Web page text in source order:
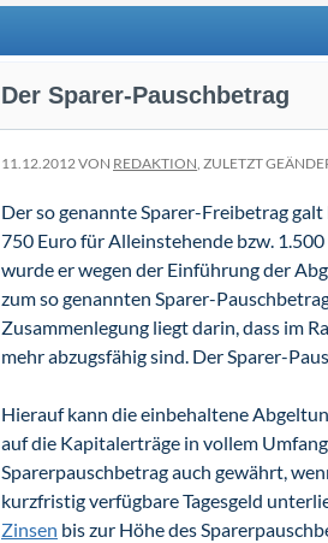
Der Sparer-Pauschbetrag
11.12.2012 VON REDAKTION, ZULETZT
Der so genannte Sparer-Freibetrag
750 Euro für Alleinstehende bzw.
wurde er wegen der Einführung der
zum so genannten Sparer-
Zusammenlegung liegt darin, dass im
mehr abzugsfähig sind. Der Sparer-
Hierauf kann die einbehaltene
auf die Kapitalerträge in vollem
Sparerpauschbetrag auch gewährt,
kurzfristig verfügbare Tagesgeld
Zinsen bis zur Höhe des